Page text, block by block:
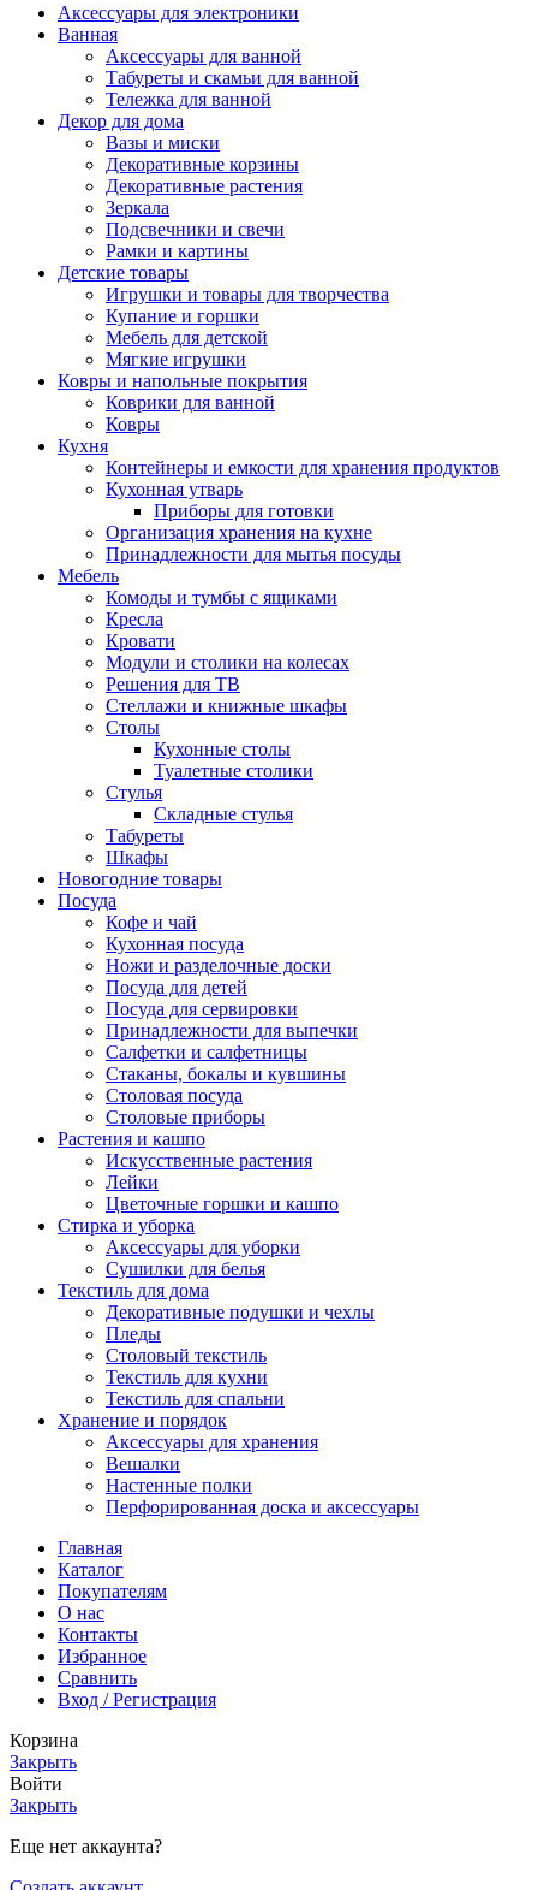
Аксессуары для электроники
Ванная
Аксессуары для ванной
Табуреты и скамьи для ванной
Тележка для ванной
Декор для дома
Вазы и миски
Декоративные корзины
Декоративные растения
Зеркала
Подсвечники и свечи
Рамки и картины
Детские товары
Игрушки и товары для творчества
Купание и горшки
Мебель для детской
Мягкие игрушки
Ковры и напольные покрытия
Коврики для ванной
Ковры
Кухня
Контейнеры и емкости для хранения продуктов
Кухонная утварь
Приборы для готовки
Организация хранения на кухне
Принадлежности для мытья посуды
Мебель
Комоды и тумбы с ящиками
Кресла
Кровати
Модули и столики на колесах
Решения для ТВ
Стеллажи и книжные шкафы
Столы
Кухонные столы
Туалетные столики
Стулья
Складные стулья
Табуреты
Шкафы
Новогодние товары
Посуда
Кофе и чай
Кухонная посуда
Ножи и разделочные доски
Посуда для детей
Посуда для сервировки
Принадлежности для выпечки
Салфетки и салфетницы
Стаканы, бокалы и кувшины
Столовая посуда
Столовые приборы
Растения и кашпо
Искусственные растения
Лейки
Цветочные горшки и кашпо
Стирка и уборка
Аксессуары для уборки
Сушилки для белья
Текстиль для дома
Декоративные подушки и чехлы
Пледы
Столовый текстиль
Текстиль для кухни
Текстиль для спальни
Хранение и порядок
Аксессуары для хранения
Вешалки
Настенные полки
Перфорированная доска и аксессуары
Главная
Каталог
Покупателям
О нас
Контакты
Избранное
Сравнить
Вход / Регистрация
Корзина
Закрыть
Войти
Закрыть
Еще нет аккаунта?